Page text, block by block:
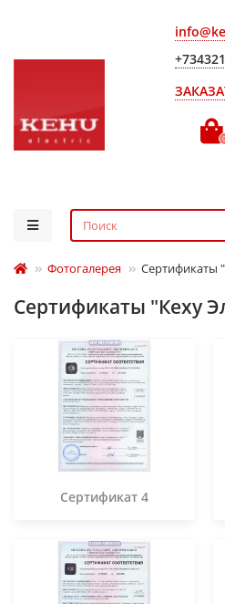
0
Фотогалерея Сертификаты
Сертификаты "Кеху
Сертификат 4